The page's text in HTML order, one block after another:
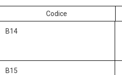
Codice
B14
B15